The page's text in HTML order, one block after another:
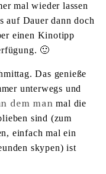
mal wieder lassen
auf Dauer dann doch
einen Kinotipp
🙂
Das genieße
unterwegs und
dem manmal die
sind (zum
einfach mal ein
skypen) ist